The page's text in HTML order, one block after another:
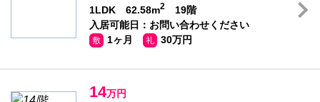
1LDK 62.58m2
19階
入居可能日：お問い合わせください
敷 1ヶ月 礼 30万円
14万円